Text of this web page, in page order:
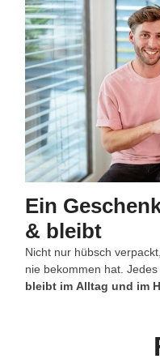
Ein
& bleibt
Nicht nur hübsch
nie bekommen hat.
bleibt im Alltag und im